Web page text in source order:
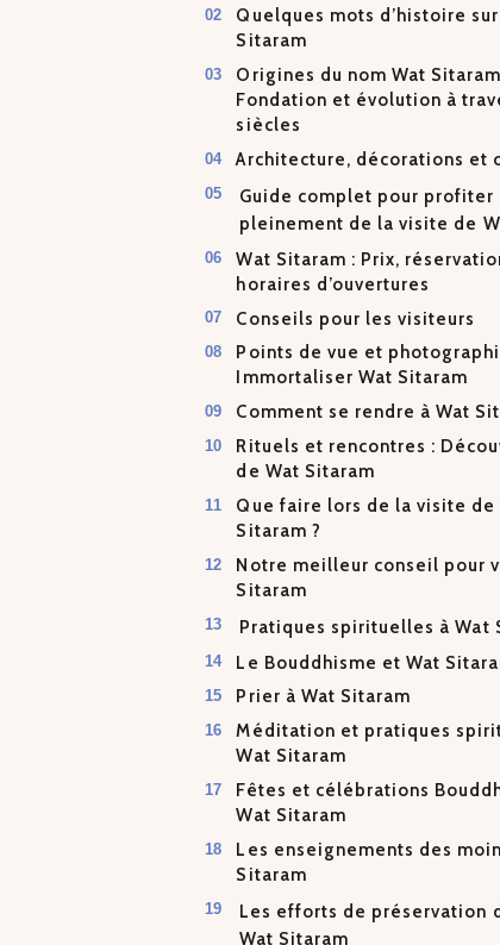
Quelques mots d’histoire
Sitaram
Origines du nom Wat
Fondation et évolution à
siècles
Architecture, décorations et
Guide complet pour profiter
pleinement de la visite de
Wat Sitaram : Prix,
horaires d’ouvertures
Conseils pour les visiteurs
Points de vue et
Immortaliser Wat Sitaram
Comment se rendre à Wat
Rituels et rencontres :
de Wat Sitaram
Que faire lors de la visite de
Sitaram ?
Notre meilleur conseil pour
Sitaram
Pratiques spirituelles à Wat
Le Bouddhisme et Wat
Prier à Wat Sitaram
Méditation et pratiques
Wat Sitaram
Fêtes et célébrations
Wat Sitaram
Les enseignements des
Sitaram
Les efforts de préservation
Wat Sitaram